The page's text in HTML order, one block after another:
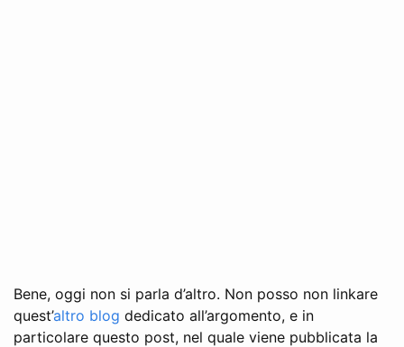
Bene, oggi non si parla d’altro. Non posso non linkare
quest’altro blog dedicato all’argomento, e in
particolare questo post, nel quale viene pubblicata la